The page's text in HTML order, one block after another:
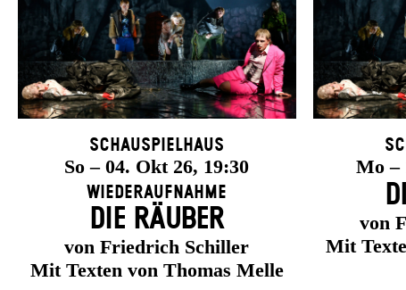
Schauspielhaus
So – 04. Okt 26, 19:30
Wiederaufnahme
DIE RÄUBER
von Friedrich Schiller
Mit Texten von Thomas Melle
Mo –
von
Mit